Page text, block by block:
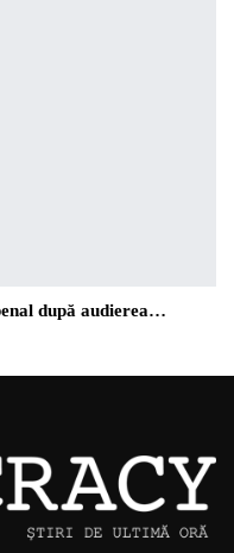
după audierea…